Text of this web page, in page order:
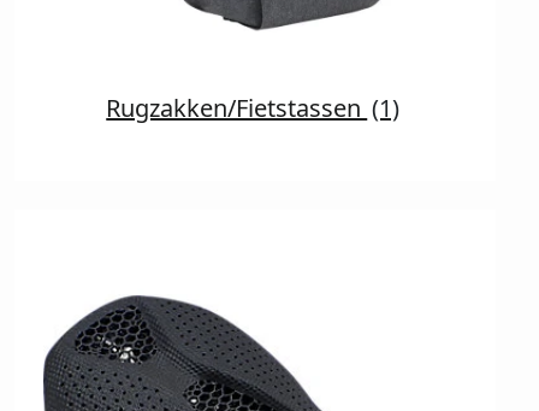
Rugzakken/Fietstassen (1)